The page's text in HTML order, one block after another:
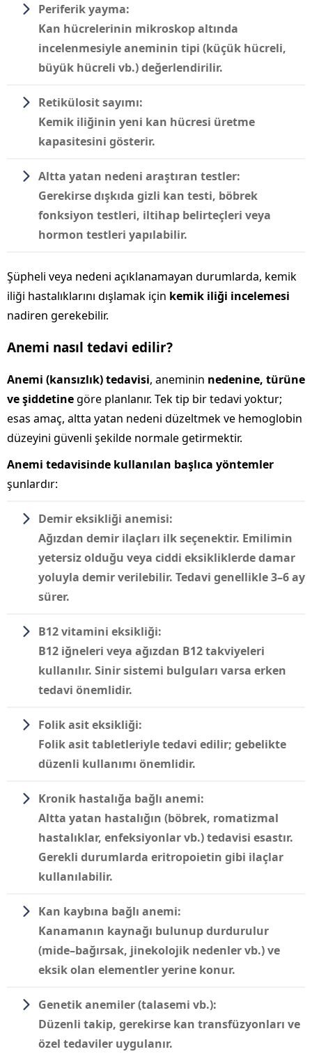
Periferik yayma:
Kan hücrelerinin mikroskop altında
incelenmesiyle aneminin tipi (küçük hücreli,
büyük hücreli vb.) değerlendirilir.
Retikülosit sayımı:
Kemik iliğinin yeni kan hücresi üretme
kapasitesini gösterir.
Altta yatan nedeni araştıran testler:
Gerekirse dışkıda gizli kan testi, böbrek
fonksiyon testleri, iltihap belirteçleri veya
hormon testleri yapılabilir.
Şüpheli veya nedeni açıklanamayan durumlarda, kemik
iliği hastalıklarını dışlamak için kemik iliği incelemesi
nadiren gerekebilir.
Anemi nasıl tedavi edilir?
Anemi (kansızlık) tedavisi, aneminin nedenine, türüne
ve şiddetinegöre planlanır. Tek tip bir tedavi yoktur;
esas amaç, altta yatan nedeni düzeltmek ve hemoglobin
düzeyini güvenli şekilde normale getirmektir.
Anemi tedavisinde kullanılan başlıca yöntemler
şunlardır:
Demir eksikliği anemisi:
Ağızdan demir ilaçları ilk seçenektir. Emilimin
yetersiz olduğu veya ciddi eksikliklerde damar
yoluyla demir verilebilir. Tedavi genellikle 3–6 ay
sürer.
B12 vitamini eksikliği:
B12 iğneleri veya ağızdan B12 takviyeleri
kullanılır. Sinir sistemi bulguları varsa erken
tedavi önemlidir.
Folik asit eksikliği:
Folik asit tabletleriyle tedavi edilir; gebelikte
düzenli kullanımı önemlidir.
Kronik hastalığa bağlı anemi:
Altta yatan hastalığın (böbrek, romatizmal
hastalıklar, enfeksiyonlar vb.) tedavisi esastır.
Gerekli durumlarda eritropoietin gibi ilaçlar
kullanılabilir.
Kan kaybına bağlı anemi:
Kanamanın kaynağı bulunup durdurulur
(mide–bağırsak, jinekolojik nedenler vb.) ve
eksik olan elementler yerine konur.
Genetik anemiler (talasemi vb.):
Düzenli takip, gerekirse kan transfüzyonları ve
özel tedaviler uygulanır.